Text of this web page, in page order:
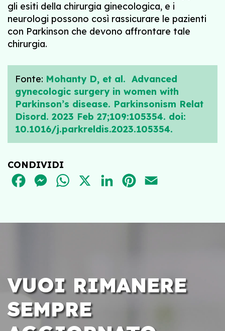
gli esiti della chirurgia ginecologica, e i
neurologi possono così rassicurare le pazienti
con Parkinson che devono affrontare tale
chirurgia.
Fonte: Mohanty D, et al. Advanced
gynecologic surgery in women with
Parkinson’s disease. Parkinsonism Relat
Disord. 2023 Feb 27;109:105354. doi:
10.1016/j.parkreldis.2023.105354.
CONDIVIDI
FACEBOOKMESSENGER
WHATSAPPLINKEDINPINTEREST
VUOI RIMANERE
SEMPRE